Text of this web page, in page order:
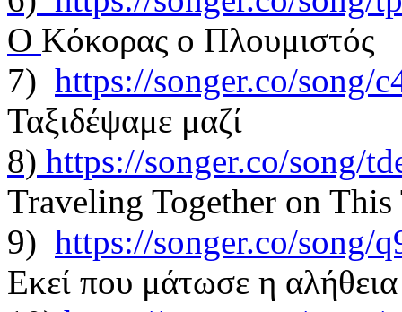
O Kόκορας ο Πλουμιστός
7) https://songer.co/song/
Ταξιδέψαμε μαζί
8) https://songer.co/song/
Traveling Together on
9) https://songer.co/song/
Εκεί που μάτωσε η αλήθεια